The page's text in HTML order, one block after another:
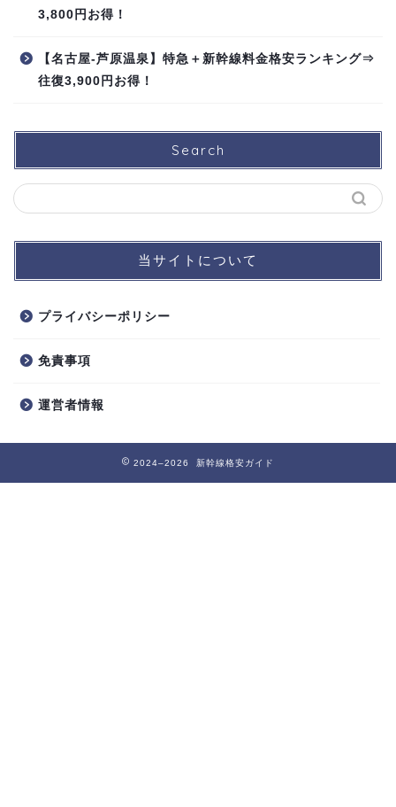
3,800円お得！
【名古屋-芦原温泉】特急＋新幹線料金格安ランキング⇒
往復3,900円お得！
Search
当サイトについて
プライバシーポリシー
免責事項
運営者情報
2024–2026 新幹線格安ガイド